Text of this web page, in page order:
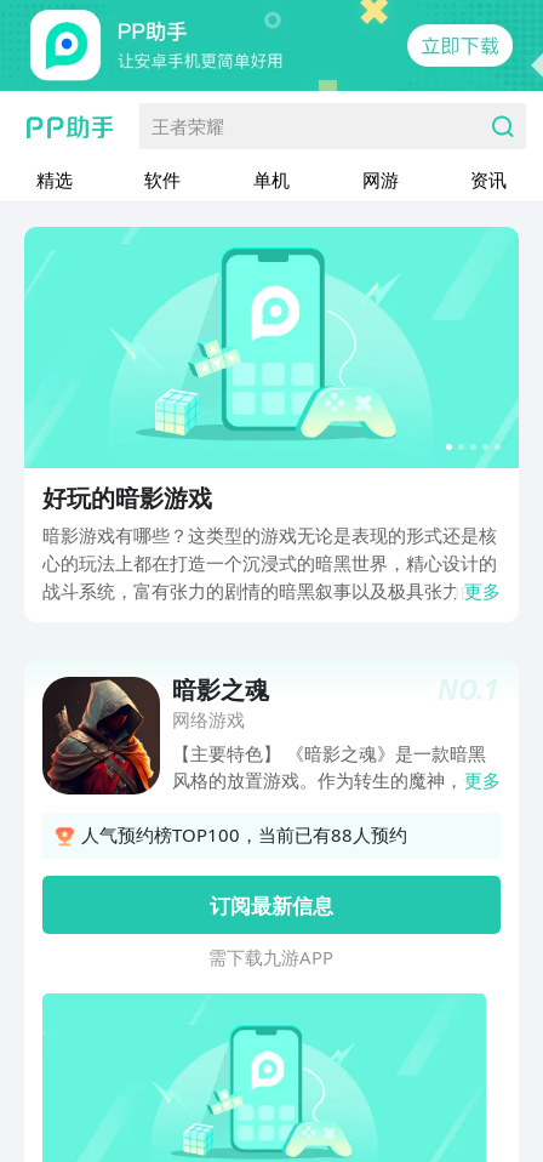
王者荣耀
精选 软件 单机 网游 资讯
好玩的暗影游戏
暗影游戏有哪些？这类型的游戏无论是表现的形式还是核
心的玩法上都在打造一个沉浸式的暗黑世界，精心设计的
战斗系统，富有张力的剧情的暗黑叙事以及极具张力的喜
为九游的白银会员，每个月都可以领取50元的游戏优惠
券，一年送600，海量云游限免直接玩，更有节假日活动
万元无门槛券免费抽，来和小编一起看看本期的暗影游戏
推荐吧。
更多
NO.1
暗影之魂
网络游戏
【主要特色】 《暗影之魂》是一款暗黑
风格的放置游戏。作为转生的魔神，你要
（wu），降服异兽座驾，收集并锻造各
魔性游戏真停不下来！ - 开局送神宠，
红装比神猛！ - 离线轻松挂，福利多到
怕！ - 宠物策略搭，阵营有玩法！ - 炫酷
暗黑风，战力秒提升！
更多
人气预约榜TOP100，当前已有88人预约
订阅最新信息
需 下 载 九 游 A P P